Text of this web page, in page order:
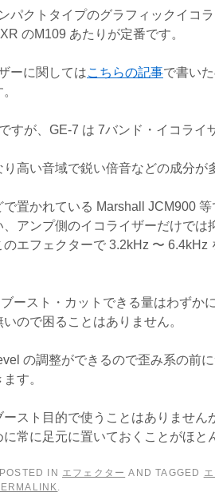
パクトタイプのグラフィックイコ
のM109 あたりが定番です。
ーに関してはこちらの記事で書い
すが、GE-7 は 7バンド・イコライ
高い音域で鋭い倍音などの成分が
置かれている Marshall JCM900
アンプ側のイコライザーだけでは
エフェクターで 3.2kHz 〜 6.4kHz
ースト・カットできる量はわずか
ので困ることはありません。
の調整ができるので歪み系の前
す。
スト目的で使うことはありませ
常に足元に置いておくことがほと
IN エフェクター AND TAGGED
.